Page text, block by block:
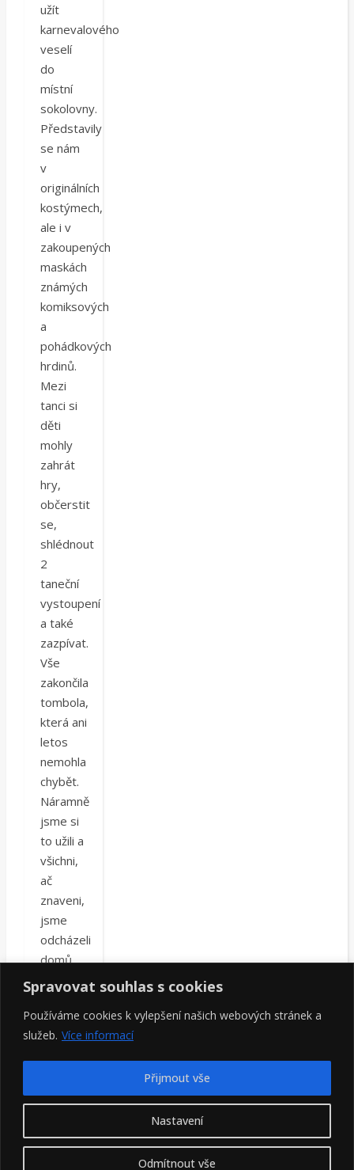
Spravovat souhlas s cookies
Používáme cookies k vylepšení našich webových stránek a
služeb. Více informací
Nastavení
Odmítnout vše
Přijmout vše
užít
karnevalového
veselí
do
místní
sokolovny.
Představily
se nám
v
originálních
kostýmech,
ale i v
zakoupených
maskách
známých
komiksových
a
pohádkových
hrdinů.
Mezi
tanci si
děti
mohly
zahrát
hry,
občerstit
se,
shlédnout
2
taneční
vystoupení
a také
zazpívat.
Vše
zakončila
tombola,
která ani
letos
nemohla
chybět.
Náramně
jsme si
to užili a
všichni,
ač
znaveni,
jsme
odcházeli
domů
shlédnutí
ZDE